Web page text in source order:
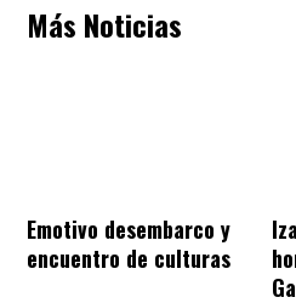
Más Noticias
Emotivo desembarco y
encuentro de culturas